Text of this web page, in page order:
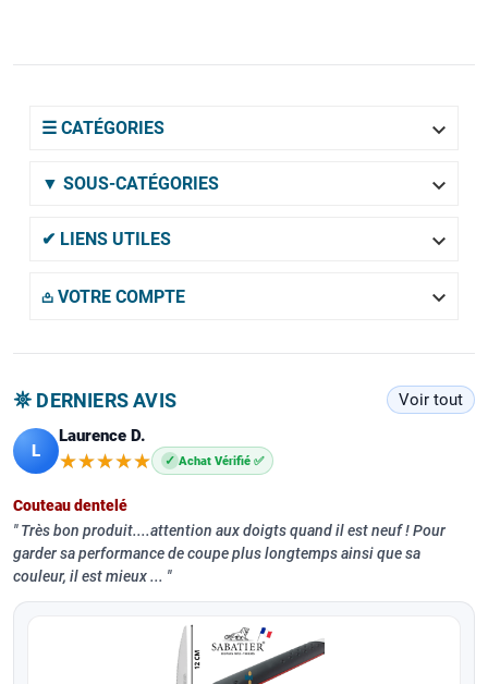
☰ CATÉGORIES 
▼ SOUS-CATÉGORIES 
✔ LIENS UTILES 
𖡌 VOTRE COMPTE 
𖤓 DERNIERS AVIS Voir tout
L
Laurence D.
★★★★★
★★★★★ ✓ Achat Vérifié ✅
Couteau dentelé
Très bon produit....attention aux doigts quand il est neuf ! Pour
garder sa performance de coupe plus longtemps ainsi que sa
couleur, il est mieux ...